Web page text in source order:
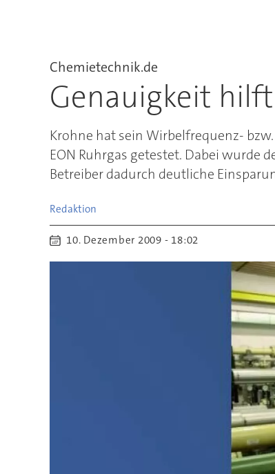
Chemietechnik.de
Genauigkeit
Krohne hat sein Wirbelfrequenz-
EON Ruhrgas getestet. Dabei wurde
Betreiber dadurch deutliche
Redaktion
10. Dezember 2009 - 18:02